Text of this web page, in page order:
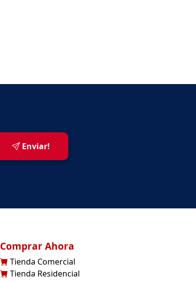
Enviar!
Comprar Ahora
Tienda Comercial
Tienda Residencial